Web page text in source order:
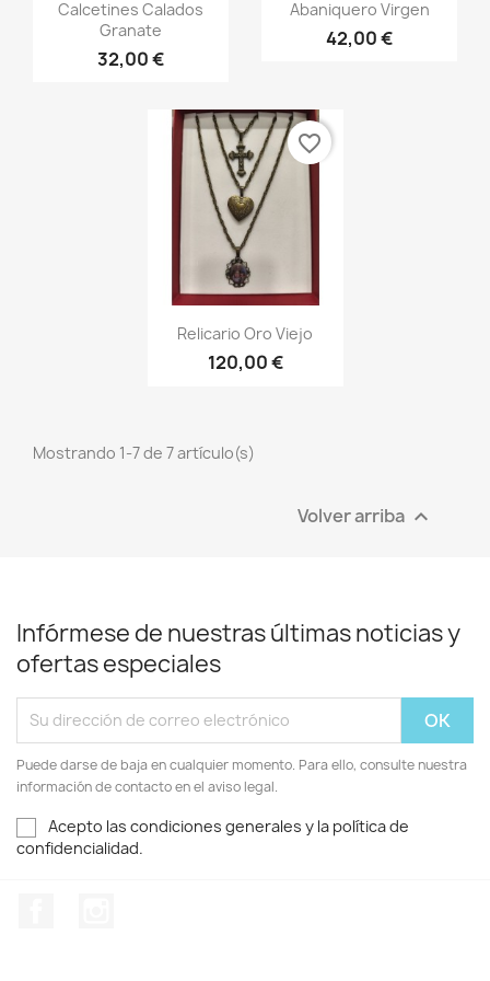
Calcetines Calados
Granate
32,00 €
Abaniquero Virgen
42,00 €
Vista rápida
Relicario Oro Viejo
120,00 €
favorite_border
Mostrando 1-7 de 7 artículo(s)
Volver arriba 
Infórmese de nuestras últimas noticias y
ofertas especiales
Puede darse de baja en cualquier momento. Para ello, consulte nuestra
información de contacto en el aviso legal.
Acepto las condiciones generales y la política de
confidencialidad.